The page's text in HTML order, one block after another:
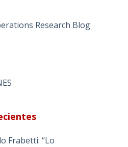
Research Blog
Frabetti: “Lo